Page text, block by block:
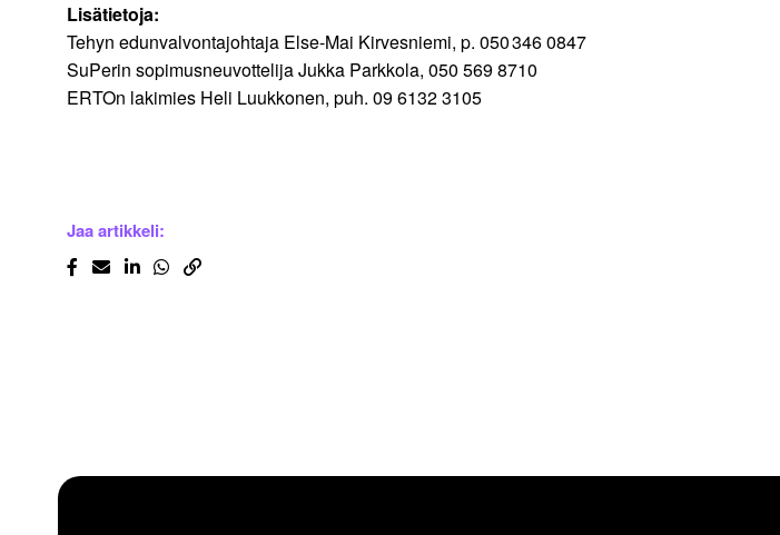
Lisätietoja:
Tehyn edunvalvontajohtaja Else-Mai Kirvesniemi, p. 050 346 0847
SuPerin sopimusneuvottelija Jukka Parkkola, 050 569 8710
ERTOn lakimies Heli Luukkonen, puh. 09 6132 3105
Jaa artikkeli: